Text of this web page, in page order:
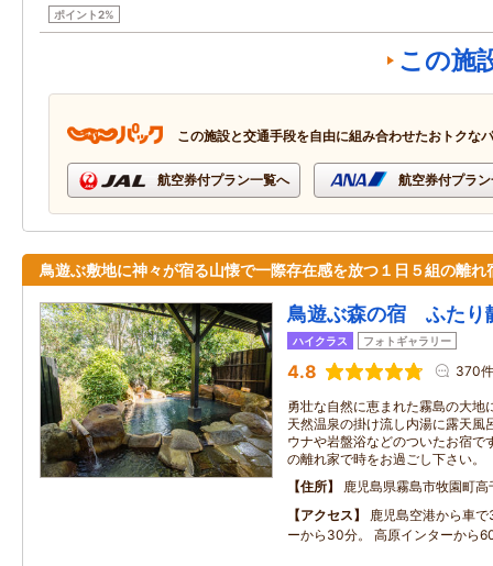
ポイント2%
この施
この施設と交通手段を自由に組み合わせたおトクな
航空券付プラン一覧へ 航空券付プラ
鳥遊ぶ敷地に神々が宿る山懐で一際存在感を放つ１日５組の離れ
鳥遊ぶ森の宿 ふたり
ハイクラス フォトギャラリー
4.8 370件
勇壮な自然に恵まれた霧島の大地
天然温泉の掛け流し内湯に露天風
ウナや岩盤浴などのついたお宿で
の離れ家で時をお過ごし下さい。
住所
鹿児島県霧島市牧園町
アクセス
鹿児島空港から車
ーから30分。 高原インターから